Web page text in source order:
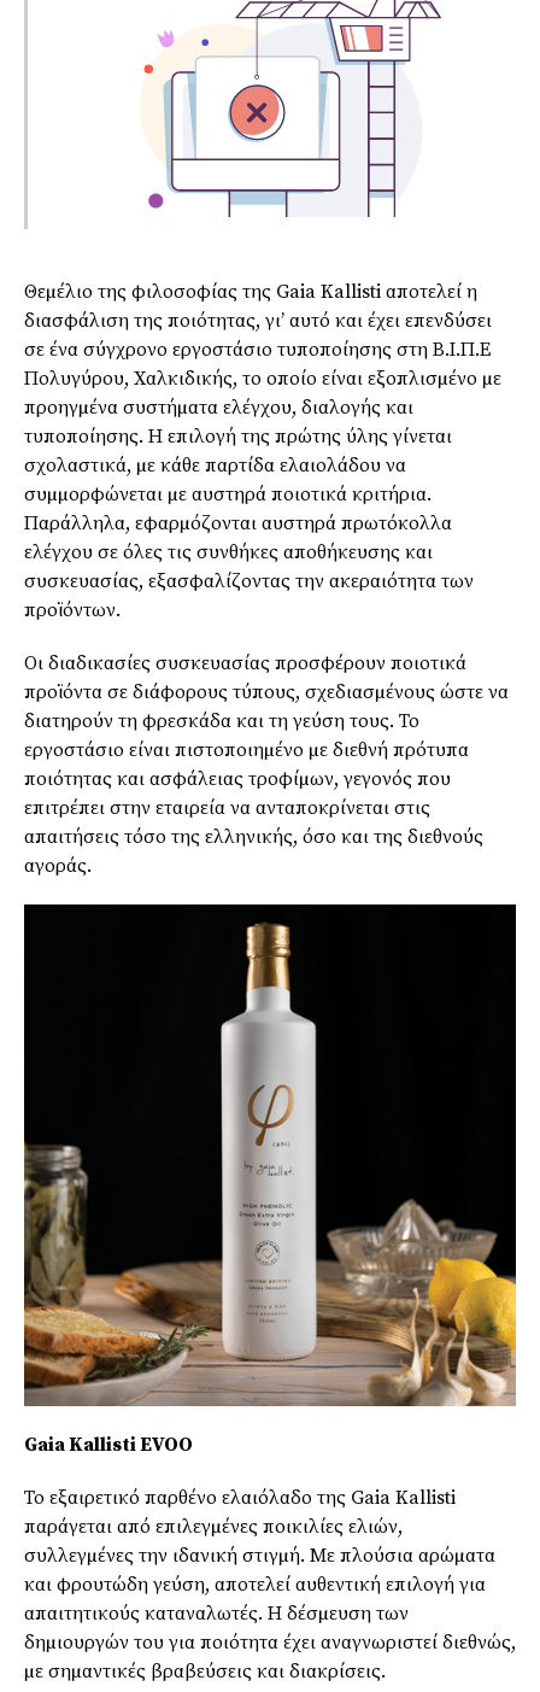
Θεµέλιο της φιλοσοφίας της Gaia Kallisti αποτελεί η
διασφάλιση της ποιότητας, γι’ αυτό και έχει επενδύσει
σε ένα σύγχρονο εργοστάσιο τυποποίησης στη Β.Ι.Π.Ε
Πολυγύρου, Χαλκιδικής, το οποίο είναι εξοπλισµένο µε
προηγµένα συστήµατα ελέγχου, διαλογής και
τυποποίησης. Η επιλογή της πρώτης ύλης γίνεται
σχολαστικά, µε κάθε παρτίδα ελαιολάδου να
συµµορφώνεται µε αυστηρά ποιοτικά κριτήρια.
Παράλληλα, εφαρµόζονται αυστηρά πρωτόκολλα
ελέγχου σε όλες τις συνθήκες αποθήκευσης και
συσκευασίας, εξασφαλίζοντας την ακεραιότητα των
προϊόντων.
Οι διαδικασίες συσκευασίας προσφέρουν ποιοτικά
προϊόντα σε διάφορους τύπους, σχεδιασµένους ώστε να
διατηρούν τη φρεσκάδα και τη γεύση τους. Το
εργοστάσιο είναι πιστοποιηµένο µε διεθνή πρότυπα
ποιότητας και ασφάλειας τροφίµων, γεγονός που
επιτρέπει στην εταιρεία να ανταποκρίνεται στις
απαιτήσεις τόσο της ελληνικής, όσο και της διεθνούς
αγοράς.
Gaia Kallisti EVOO
Το εξαιρετικό παρθένο ελαιόλαδο της Gaia Kallisti
παράγεται από επιλεγµένες ποικιλίες ελιών,
συλλεγµένες την ιδανική στιγµή. Με πλούσια αρώµατα
και φρουτώδη γεύση, αποτελεί αυθεντική επιλογή για
απαιτητικούς καταναλωτές. Η δέσµευση των
δηµιουργών του για ποιότητα έχει αναγνωριστεί διεθνώς,
µε σηµαντικές βραβεύσεις και διακρίσεις.